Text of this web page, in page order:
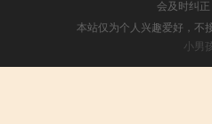
会及时纠
本站仅为个人兴趣爱好，不
小男